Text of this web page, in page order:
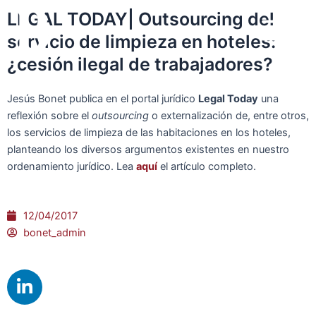
contenido
Main
Menu
LEGAL TODAY| Outsourcing del
servicio de limpieza en hoteles:
¿cesión ilegal de trabajadores?
Jesús Bonet publica en el portal jurídico Legal Today una
reflexión sobre el outsourcing o externalización de, entre otros,
los servicios de limpieza de las habitaciones en los hoteles,
planteando los diversos argumentos existentes en nuestro
ordenamiento jurídico. Lea aquí el artículo completo.
12/04/2017
bonet_admin
L
i